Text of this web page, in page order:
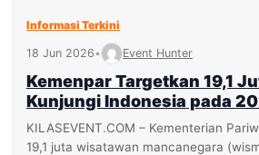
Informasi Terkini
18 Jun 2026• Event Hunter
Kemenpar Targetkan 19,1
Kunjungi Indonesia pada
KILASEVENT.COM – Kementerian
19,1 juta wisatawan mancanegara